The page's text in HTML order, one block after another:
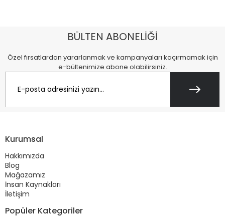
BÜLTEN ABONELİĞİ
Özel fırsatlardan yararlanmak ve kampanyaları kaçırmamak için
e-bültenimize abone olabilirsiniz.
Kurumsal
Hakkımızda
Blog
Mağazamız
İnsan Kaynakları
İletişim
Popüler Kategoriler